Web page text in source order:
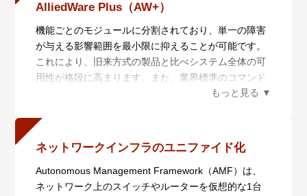
AlliedWare Plus（AW+）
機能ごとのモジュールに分割されており、単一の障害
が与える影響範囲を最小限に抑えることが可能です。
これにより、旧来方式の製品と比べシステム全体の可
用性が格段に高まります。また、業界標準のコマンド
体系に準拠し、他社製品からの移行においても、エン
とができます。
ネットワークインフラのユニファイド化
Autonomous Management Framework（AMF）は、
ネットワーク上のスイッチやルーターを仮想的な1台